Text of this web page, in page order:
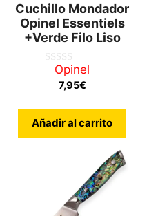
Cuchillo Mondador
Opinel Essentiels
+Verde Filo Liso
Opinel
7,95€
Añadir al carrito